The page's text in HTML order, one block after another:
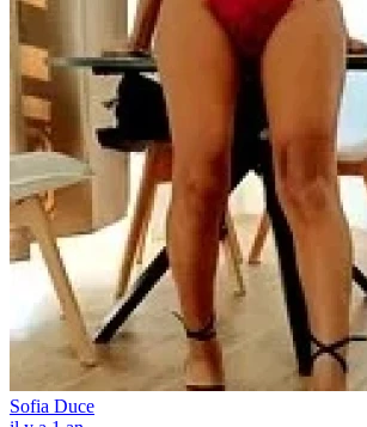
Sofia Duce